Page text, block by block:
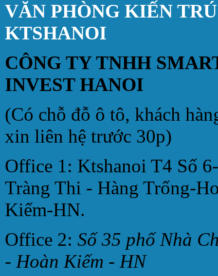
VĂN PHÒNG KIẾN
KTSHANOI
CÔNG TY TNHH
INVEST HANOI
(Có chỗ đỗ ô tô, khách
xin liên hệ trước 30p)
Office 1: Ktshanoi T4 Số
Tràng Thi - Hàng Trống-
Kiếm-HN.
Office 2: Số 35 phố Nhà
- Hoàn Kiếm - HN